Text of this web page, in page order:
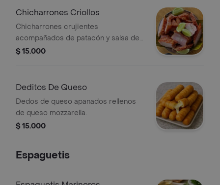
Chicharrones Criollos
Chicharrones crujientes
acompañados de patacón y salsa de
la casa.
$ 15.000
Deditos De Queso
Dedos de queso apanados rellenos
de queso mozzarella.
$ 15.000
Espaguetis